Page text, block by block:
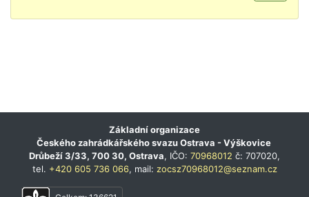
Základní organizace
Českého zahrádkářského svazu Ostrava - Výškovice
Drůbeží 3/33, 700 30, Ostrava, IČO: 70968012 č: 707020,
tel. +420 605 736 066, mail: zocsz70968012@seznam.cz